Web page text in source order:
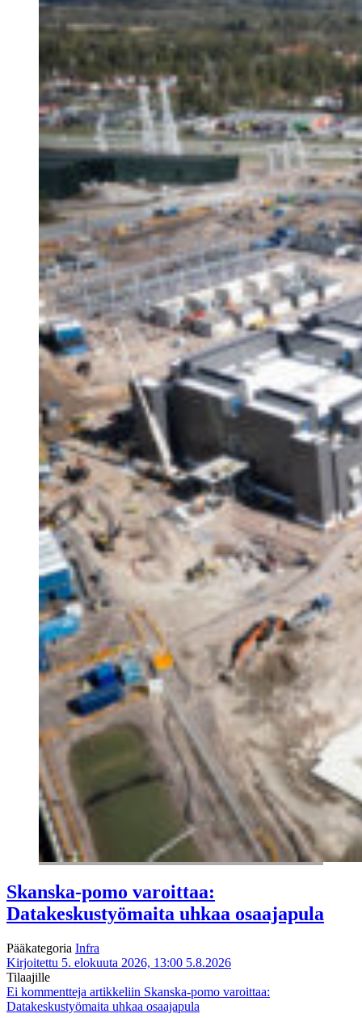
Skanska-pomo varoittaa:
Datakeskustyömaita uhkaa osaajapula
Pääkategoria Infra
Kirjoitettu 5. elokuuta 2026, 13:00 5.8.2026
Tilaajille
Ei kommentteja artikkeliin Skanska-pomo varoittaa:
Datakeskustyömaita uhkaa osaajapula